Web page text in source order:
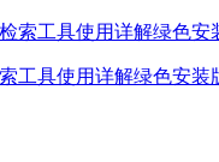
工具使用详解绿色安装